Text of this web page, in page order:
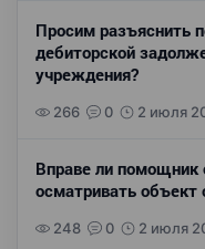
Просим разъяснить
дебиторской
учреждения?
266 0 2 июля
Вправе ли помощник
осматривать объект
248 0 2 июля